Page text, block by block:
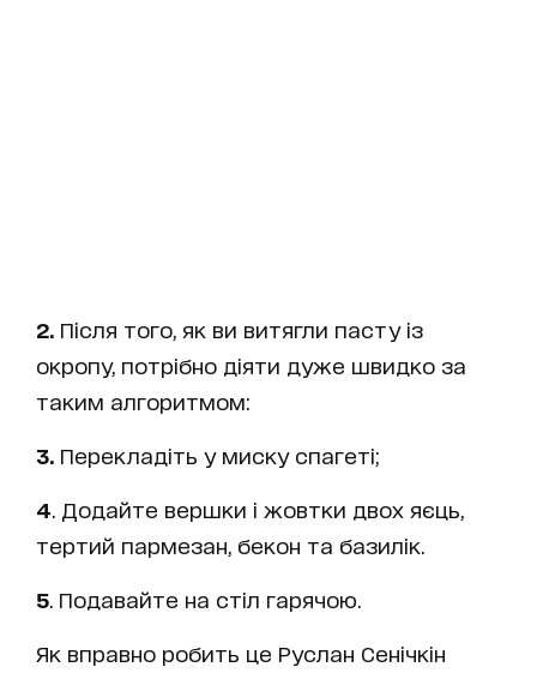
2. Після того, як ви витягли пасту із
окропу, потрібно діяти дуже швидко за
таким алгоритмом:
3. Перекладіть у миску спагеті;
4 . Додайте вершки і жовтки двох яєць,
тертий пармезан, бекон та базилік.
5 . Подавайте на стіл гарячою.
Як вправно робить це Руслан Сенічкін